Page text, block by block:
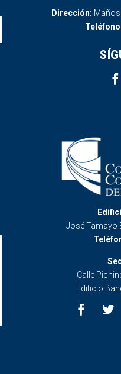
Dirección:
José Tamayo
Calle
Edificio